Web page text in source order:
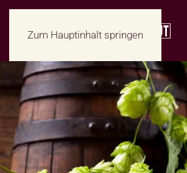
Zum Hauptinhalt springen